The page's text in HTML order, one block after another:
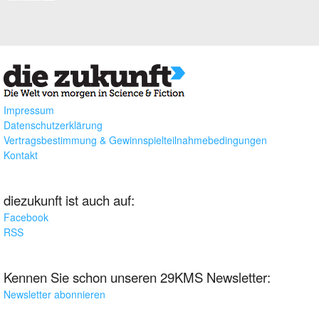
Impressum
Datenschutzerklärung
Vertragsbestimmung & Gewinnspielteilnahmebedingungen
Kontakt
diezukunft ist auch auf:
Facebook
RSS
Kennen Sie schon unseren 29KMS Newsletter:
Newsletter abonnieren